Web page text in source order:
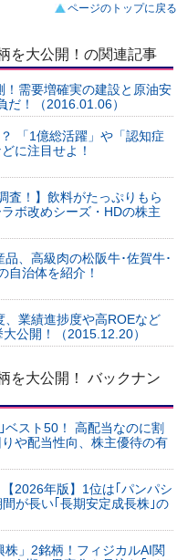
ページのトップに戻る
を大公開！の関連記事
需要増確実の建設と原油安
だ！（2016.01.06）
「1億総活躍」や「認知症
に注目せよ！
査！】飲料がたっぷりもら
ボ改めシーズ・HDの株主
、高級肉の松阪牛･佐賀牛･
自治体を紹介！
業績進捗度や高ROEなど
公開！（2015.12.20）
を大公開！ バックナン
ベスト50！ 高配当なのに割
や配当性向、株主優待の有
2026年版】1位は｢パンパシ
が長い｢長期安定成長株｣の
株」2銘柄！フィジカルAI関